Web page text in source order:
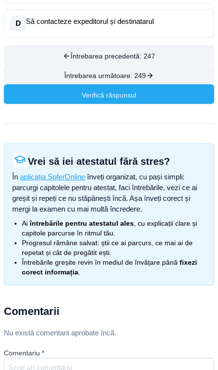
D Să contacteze expeditorul și destinatarul
Întrebarea precedentă: 247
Întrebarea următoare: 249
Verifică răspunsul
Vrei să iei atestatul fără stres?
În aplicația SoferOnline înveți organizat, cu pași simpli:
parcurgi capitolele pentru atestat, faci întrebările, vezi ce ai
greșit și repeți ce nu stăpânești încă. Așa înveți corect și
mergi la examen cu mai multă încredere.
Aiîntrebările pentru atestatul ales , cu explicații clare și
capitole parcurse în ritmul tău.
Progresul rămâne salvat: știi ce ai parcurs, ce mai ai de
repetat și cât de pregătit ești.
Întrebările greșite revin în mediul de învățare până fixezi
corect informația
Comentarii
Nu există comentarii aprobate încă.
Comentariu *